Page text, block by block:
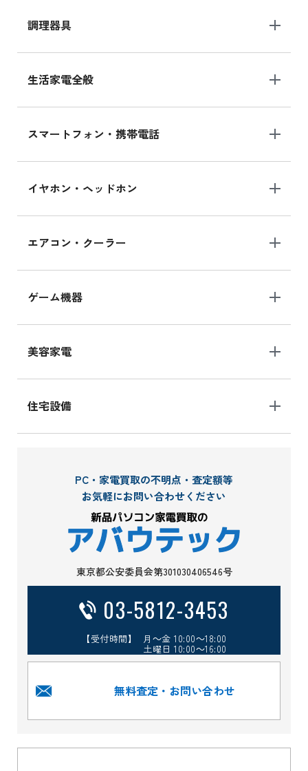
調理器具
生活家電全般
スマートフォン・携帯電話
イヤホン・ヘッドホン
エアコン・クーラー
ゲーム機器
美容家電
住宅設備
PC・家電買取の不明点・査定額等
お気軽にお問い合わせください
東京都公安委員会第301030406546号
03-5812-3453
【受付時間】 月～金 10:00～18:00
土曜日 10:00～16:00
無料査定・お問い合わせ